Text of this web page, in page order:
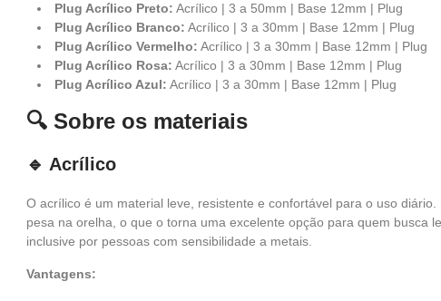
Plug Acrílico Preto: Acrílico | 3 a 50mm | Base 12mm | Plug
Plug Acrílico Branco: Acrílico | 3 a 30mm | Base 12mm | Plug
Plug Acrílico Vermelho: Acrílico | 3 a 30mm | Base 12mm | Plug
Plug Acrílico Rosa: Acrílico | 3 a 30mm | Base 12mm | Plug
Plug Acrílico Azul: Acrílico | 3 a 30mm | Base 12mm | Plug
🔍 Sobre os materiais
🔹 Acrílico
O acrílico é um material leve, resistente e confortável para o uso
pesa na orelha, o que o torna uma excelente opção para quem busca
inclusive por pessoas com sensibilidade a metais.
Vantagens: